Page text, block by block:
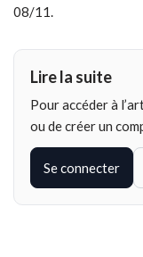
08/11.
Lire la suite
Pour accéder à
ou de créer un
Se connecter